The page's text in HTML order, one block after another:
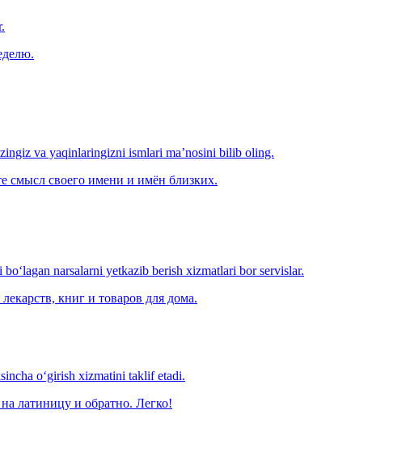
va yaqinlaringizni ismlari ma’nosini bilib oling.
смысл своего имени и имён близких.
narsalarni yetkazib berish xizmatlari bor servislar.
книг и товаров для дома.
o‘girish xizmatini taklif etadi.
латиницу и обратно. Легко!